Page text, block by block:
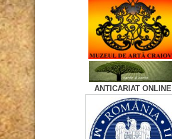
ANTICARIAT ONLINE